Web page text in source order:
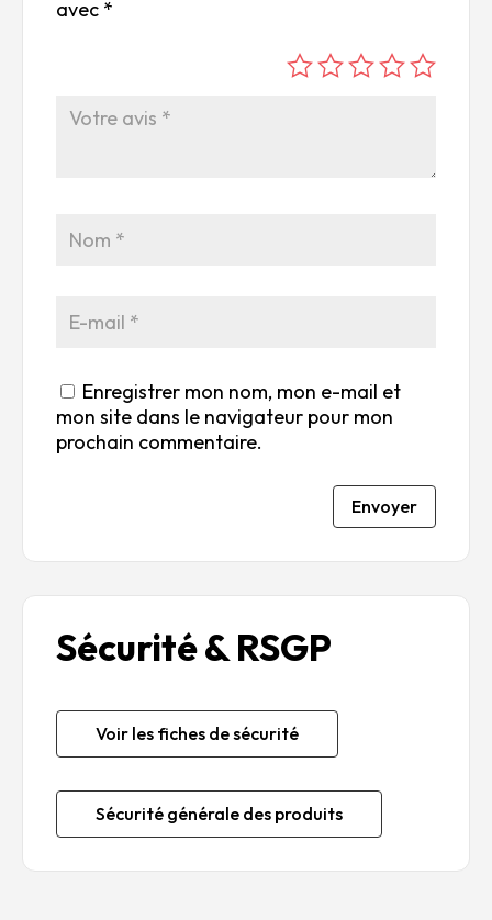
avec *
s
Enregistrer mon nom, mon e-mail et
mon site dans le navigateur pour mon
prochain commentaire.
Envoyer
Sécurité & RSGP
Voir les fiches de sécurité
Sécurité générale des produits